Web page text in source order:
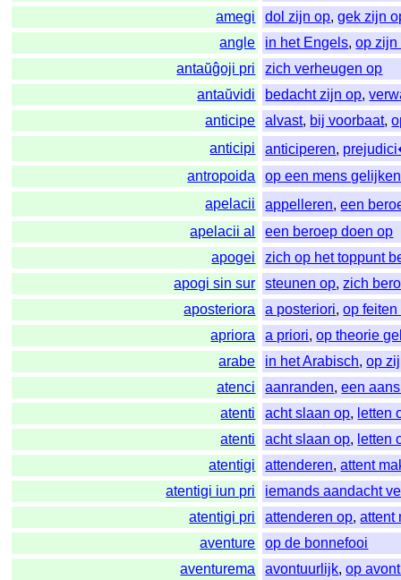
amegi
dol zijn op,gek zijn
angle
in het Engels,op zijn
antaŭĝoji pri
zich verheugen op
antaŭvidi
bedacht zijn op,
anticipe
alvast, bij voorbaat,
anticipi
anticiperen,
antropoida
op een mens
apelacii
appelleren,een
apelacii al
een beroep doen op
apogei
zich op het toppunt
apogi sin sur
steunen op,zich
aposteriora
a posteriori,op
apriora
a priori,op theorie
arabe
in het Arabisch,op
atenci
aanranden,een
atenti
acht slaan op, letten
atenti
acht slaan op, letten
atentigi
attenderen,attent
atentigi iun pri
iemands aandacht
atentigi pri
attenderen op,attent
aventure
op de bonnefooi
aventurema
avontuurlijk,op